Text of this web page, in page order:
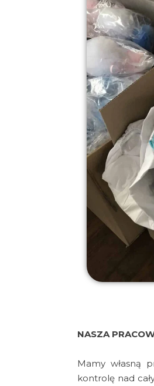
NASZA
Mamy własną
kontrolę nad